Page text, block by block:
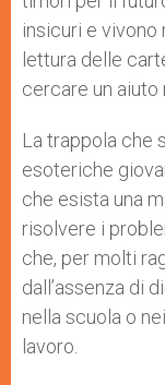
insicuri e vivono
lettura delle
cercare un aiuto
La trappola che
esoteriche
che esista una
risolvere i
che, per molti
dall’assenza di
nella scuola o
lavoro.